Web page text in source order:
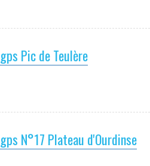
Pic de Teulère
N°17 Plateau d'Ourdinse